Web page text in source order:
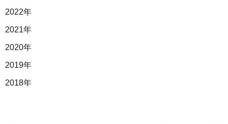
2022年
2021年
2020年
2019年
2018年